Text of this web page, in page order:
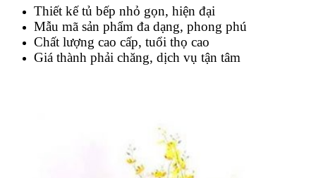
Thiết kế tủ bếp nhỏ gọn, hiện đại
Mẫu mã sản phẩm đa dạng, phong phú
Chất lượng cao cấp, tuổi thọ cao
Giá thành phải chăng, dịch vụ tận tâm